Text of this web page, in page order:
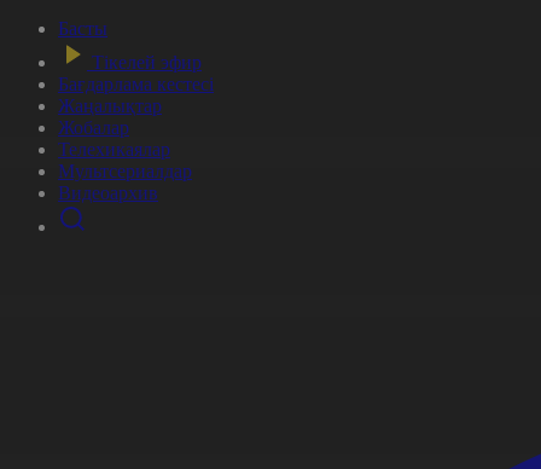
Басты
Тікелей эфир
Бағдарлама кестесі
Жаңалықтар
Жобалар
Телехикаялар
Мультсериалдар
Видеоархив